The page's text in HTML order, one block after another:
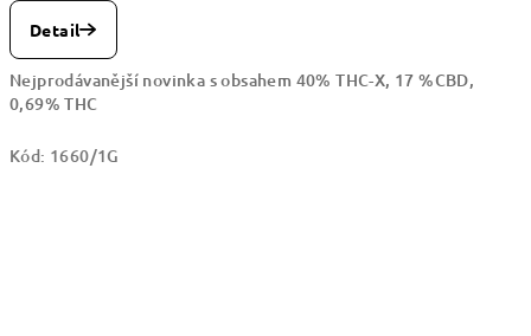
Detail
Nejprodávanější novinka s obsahem 40% THC-X, 17 %CBD,
0,69% THC
Kód: 1660/1G